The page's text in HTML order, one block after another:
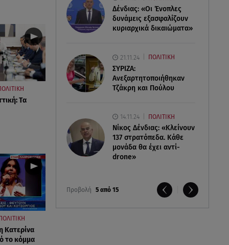
Δένδιας: «Οι Ένοπλες
δυνάμεις εξασφαλίζουν
κυριαρχικά δικαιώματα»
21.11.24 ΠΟΛΙΤΙΚΗ
ΣΥΡΙΖΑ:
Ανεξαρτητοποιήθηκαν
Τζάκρη και Πούλου
14.11.24 ΠΟΛΙΤΙΚΗ
Νίκος Δένδιας: «Κλείνουν
137 στρατόπεδα. Kάθε
μονάδα θα έχει αντί-
drone»
Προβολή 5 από 15
Τα
Κατερίνα
το κόμμα